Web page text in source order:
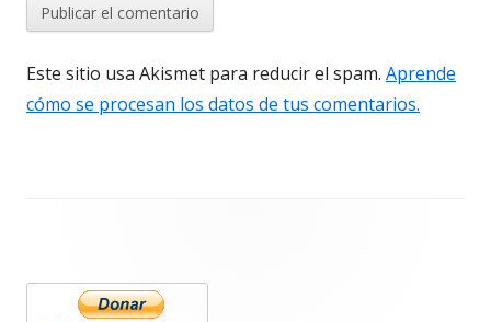
Este sitio usa Akismet para reducir el spam. Aprende
cómo se procesan los datos de tus comentarios.
lateral